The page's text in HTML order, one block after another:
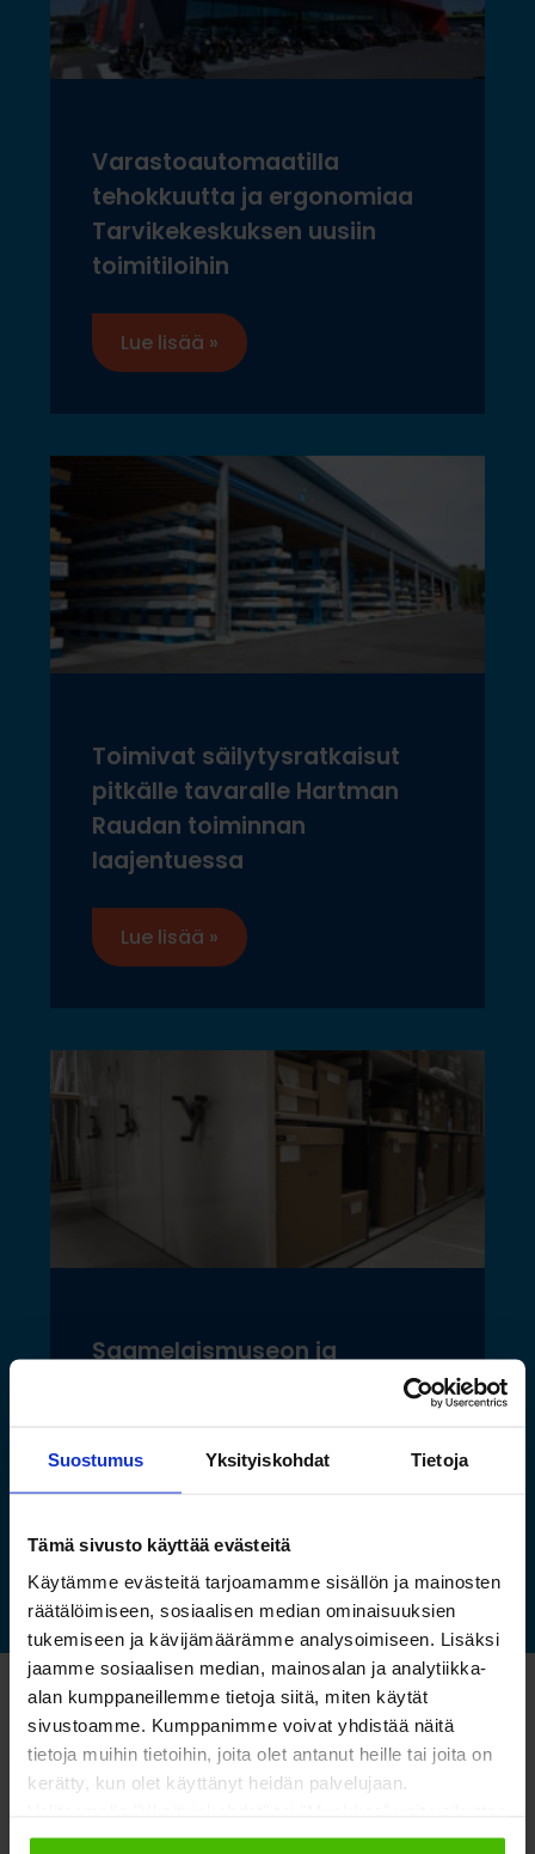
Suostumus Yksityiskohdat Tietoja
Tämä sivusto käyttää evästeitä
Käytämme evästeitä tarjoamamme sisällön ja mainosten
räätälöimiseen, sosiaalisen median ominaisuuksien
tukemiseen ja kävijämäärämme analysoimiseen. Lisäksi
jaamme sosiaalisen median, mainosalan ja analytiikka-
alan kumppaneillemme tietoja siitä, miten käytät
sivustoamme. Kumppanimme voivat yhdistää näitä
tietoja muihin tietoihin, joita olet antanut heille tai joita on
kerätty, kun olet käyttänyt heidän palvelujaan.
sallimiisi evästeisiin.
Varastoautomaatilla
tehokkuutta ja ergonomiaa
Tarvikekeskuksen uusiin
toimitiloihin
Lue lisää »
Toimivat säilytysratkaisut
pitkälle tavaralle Hartman
Raudan toiminnan
laajentuessa
Lue lisää »
Saamelaismuseon ja
luontokeskuksen esineistölle
kestävät säilytysratkaisut
Lue lisää »
Katso myös nämä